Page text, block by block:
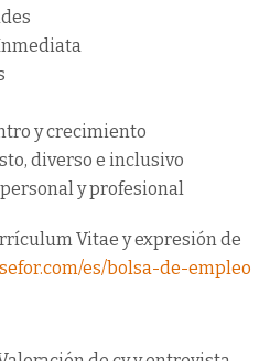
y crecimiento
diverso e inclusivo
y profesional
Vitae y expresión de
es/bolsa-de-empleo